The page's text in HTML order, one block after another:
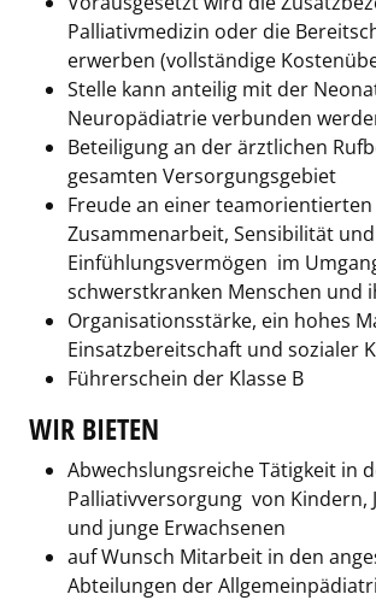
Palliativmedizin oder die
erwerben (vollständige
Stelle kann anteilig mit der
Neuropädiatrie verbunden
Beteiligung an der ärztlichen
gesamten Versorgungsgebiet
Freude an einer teamorientierten
Zusammenarbeit, Sensibilität und
Einfühlungsvermögen im
schwerstkranken Menschen und
Organisationsstärke, ein hohes
Einsatzbereitschaft und sozialer
Führerschein der Klasse B
WIR BIETEN
Abwechslungsreiche Tätigkeit in
Palliativversorgung von Kindern,
und junge Erwachsenen
auf Wunsch Mitarbeit in den
Abteilungen der